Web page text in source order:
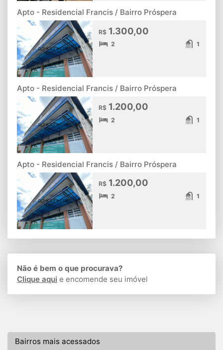
Apto - Residencial Francis / Bairro Próspera
R$ 1.300,00
2 1
Apto - Residencial Francis / Bairro Próspera
R$ 1.200,00
2 1
Apto - Residencial Francis / Bairro Próspera
R$ 1.200,00
2 1
Não é bem o que procurava?
Clique aqui e encomende seu imóvel
Bairros mais acessados